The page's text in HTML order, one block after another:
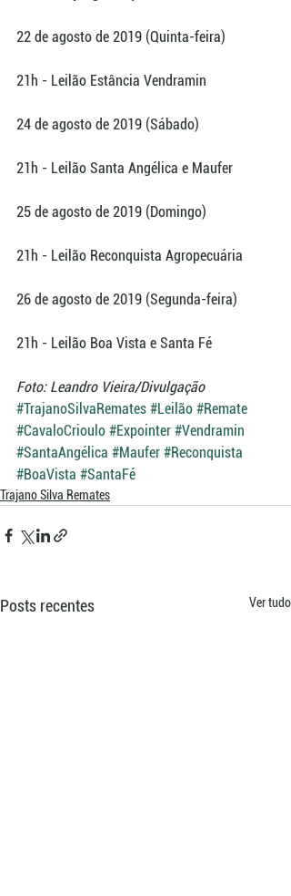
22 de agosto de 2019 (Quinta-feira)
21h - Leilão Estância Vendramin
24 de agosto de 2019 (Sábado)
21h - Leilão Santa Angélica e Maufer
25 de agosto de 2019 (Domingo)
21h - Leilão Reconquista Agropecuária
26 de agosto de 2019 (Segunda-feira)
21h - Leilão Boa Vista e Santa Fé
Foto: Leandro Vieira/Divulgação
#TrajanoSilvaRemates #Leilão #Remate
#CavaloCrioulo #Expointer #Vendramin
#SantaAngélica #Maufer #Reconquista
#BoaVista #SantaFé
Trajano Silva Remates
Posts recentes Ver tudo